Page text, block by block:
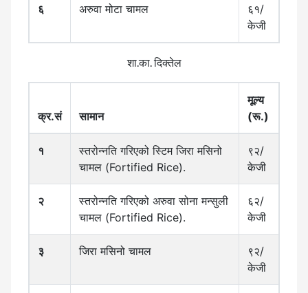
६ अरुवा मोटा चामल
६१/
केजी
शा.का. दिक्तेल
क्र.सं सामान
मूल्य
(रू.)
१
स्तरोन्नति गरिएको स्टिम जिरा मसिनो
चामल (Fortified Rice).
९२/
केजी
२
स्तरोन्नति गरिएको अरुवा सोना मन्सुली
चामल (Fortified Rice).
६२/
केजी
३ जिरा मसिनो चामल
९२/
केजी